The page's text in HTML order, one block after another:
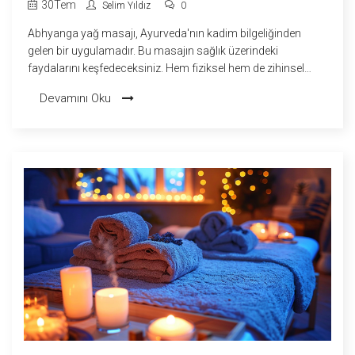
30Tem Selim Yıldız 0
Abhyanga yağ masajı, Ayurveda'nın kadim bilgeliğinden
gelen bir uygulamadır. Bu masajın sağlık üzerindeki
faydalarını keşfedeceksiniz. Hem fiziksel hem de zihinsel
ipuçları sunuyoruz. Sağlığınıza nasıl etkisi olabileceğini
Devamını Oku